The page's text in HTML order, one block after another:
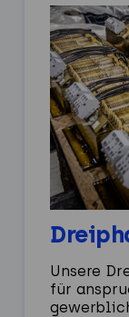
Unsere
für